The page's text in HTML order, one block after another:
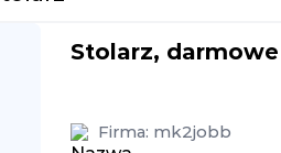
Stolarz,
Firma: mk2jobb